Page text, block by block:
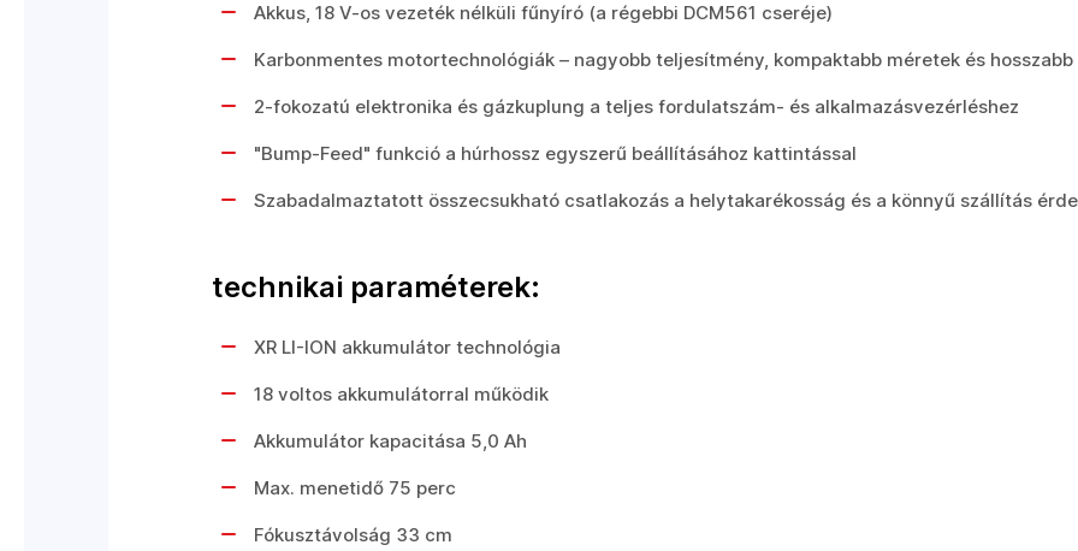
Akkus, 18 V-os vezeték nélküli fűnyíró (a régebbi DCM561 cseréje)
Karbonmentes motortechnológiák – nagyobb teljesítmény, kompaktabb méretek és
2-fokozatú elektronika és gázkuplung a teljes fordulatszám- és alkalmazásvezérléshez
"Bump-Feed" funkció a húrhossz egyszerű beállításához kattintással
Szabadalmaztatott összecsukható csatlakozás a helytakarékosság és a könnyű szállítás
technikai paraméterek:
XR LI-ION akkumulátor technológia
18 voltos akkumulátorral működik
Akkumulátor kapacitása 5,0 Ah
Max. menetidő 75 perc
Fókusztávolság 33 cm